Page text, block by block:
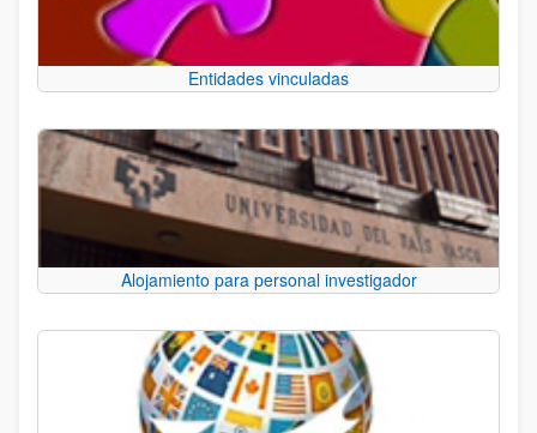
Entidades vinculadas
Alojamiento para personal investigador